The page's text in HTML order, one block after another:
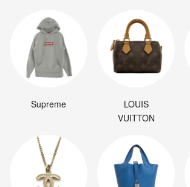
Supreme
LOUIS
VUITTON